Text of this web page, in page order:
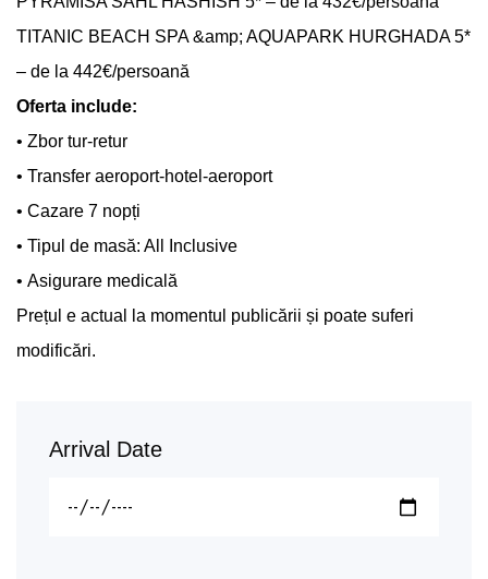
TITANIC BEACH SPA &amp; AQUAPARK HURGHADA 5*
– de la 442€/persoană
Oferta include:
• Zbor tur-retur
• Transfer aeroport-hotel-aeroport
• Cazare 7 nopți
• Tipul de masă: All Inclusive
• Asigurare medicală
Prețul e actual la momentul publicării și poate suferi
modificări.
Arrival Date